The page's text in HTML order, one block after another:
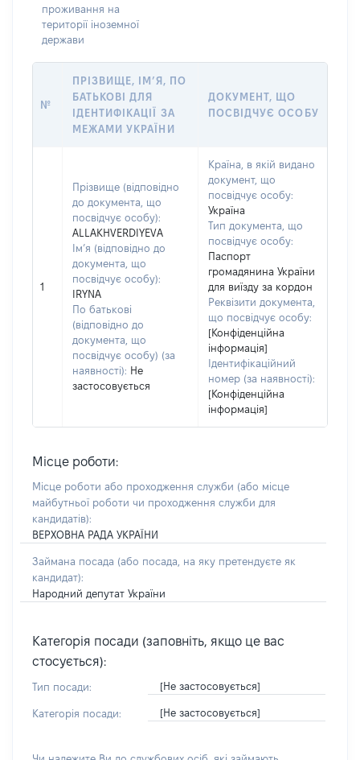
проживання на
території іноземної
держави
№
ПРІЗВИЩЕ, ІМ’Я, ПО
БАТЬКОВІ ДЛЯ
ІДЕНТИФІКАЦІЇ ЗА
МЕЖАМИ УКРАЇНИ
ДОКУМЕНТ, ЩО
ПОСВІДЧУЄ ОСОБУ
1
Прізвище (відповідно
до документа, що
посвідчує особу):
ALLAKHVERDIYEVA
Ім’я (відповідно до
документа, що
посвідчує особу):
IRYNA
По батькові
(відповідно до
документа, що
посвідчує особу) (за
наявності): Не
застосовується
Країна, в якій видано
документ, що
посвідчує особу:
Україна
Тип документа, що
посвідчує особу:
Паспорт
громадянина України
для виїзду за кордон
Реквізити документа,
що посвідчує особу:
[Конфіденційна
інформація]
Ідентифікаційний
номер (за наявності):
[Конфіденційна
інформація]
Місце роботи:
Місце роботи або проходження служби (або місце
майбутньої роботи чи проходження служби для
кандидатів):
ВЕРХОВНА РАДА УКРАЇНИ
Займана посада (або посада, на яку претендуєте як
кандидат):
Народний депутат України
Категорія посади (заповніть, якщо це вас
стосується):
Тип посади: [Не застосовується]
Категорія посади: [Не застосовується]